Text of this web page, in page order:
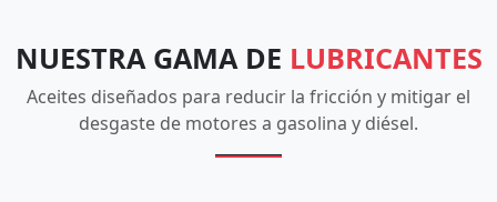
NUESTRA GAMA DE LUBRICANTES
Aceites diseñados para reducir la fricción y mitigar el
desgaste de motores a gasolina y diésel.